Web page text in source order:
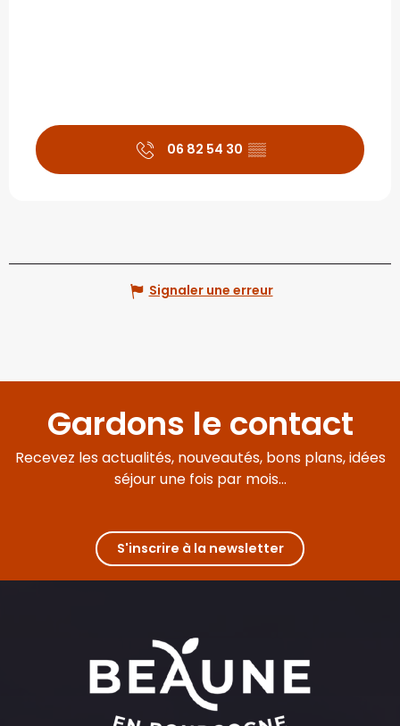
06 82 54 30 ▒▒
Signaler une erreur
Gardons le contact
Recevez les actualités, nouveautés, bons plans, idées
séjour une fois par mois...
S'inscrire à la newsletter